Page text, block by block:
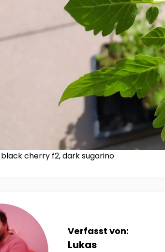
cherry f2, dark sugarino
Verfasst von:
Lukas